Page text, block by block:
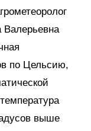
Валерьевна
по Цельсию,
выше